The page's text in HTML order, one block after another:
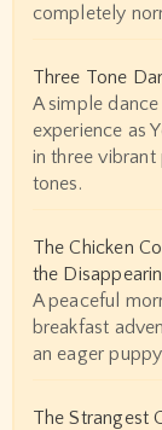
completely
Three Tone
A simple
experience as
in three
tones.
The Chicken
the
A peaceful
breakfast
an eager
The Strangest